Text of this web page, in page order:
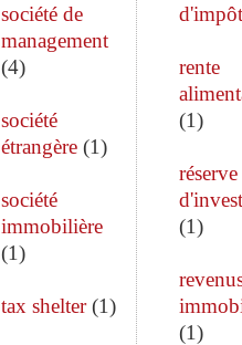
société de
management
(4)
société
étrangère(1)
société
immobilière
(1)
tax shelter(1)
d'impôt
rente
(1)
réserve
(1)
(1)